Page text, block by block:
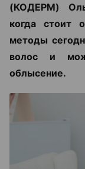
(КОДЕРМ)
когда стоит
методы
волос и
облысение.